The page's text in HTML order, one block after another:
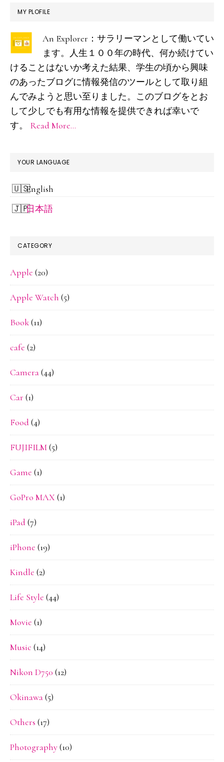
最
初
の
サ
イ
ド
バ
ー
MY PLOFILE
An Explorer：サラリーマンとして働いてい
ます。人生１００年の時代、何か続けてい
けることはないか考えた結果、学生の頃から興味
のあったブログに情報発信のツールとして取り組
んでみようと思い至りました。このブログをとお
して少しでも有用な情報を提供できれば幸いで
す。 Read More…
YOUR LANGUAGE
English
日本語
CATEGORY
Apple (20)
Apple Watch (5)
Book(11)
cafe (2)
Camera(44)
Car (1)
Food(4)
FUJIFILM(5)
Game (1)
GoPro MAX(1)
iPad(7)
iPhone (19)
Kindle (2)
Life Style (44)
Movie (1)
Music (14)
Nikon D750 (12)
Okinawa(5)
Others (17)
Photography(10)